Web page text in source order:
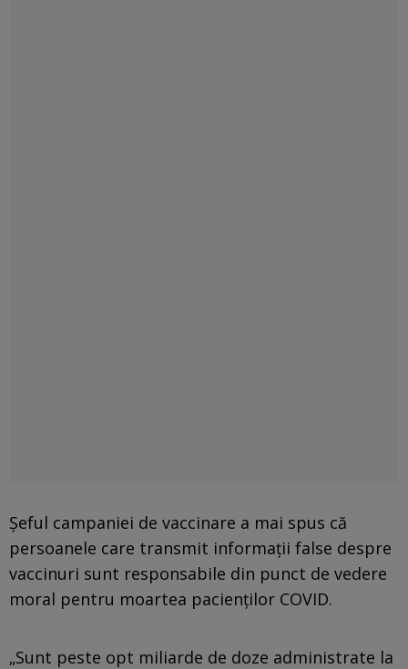
Șeful campaniei de vaccinare a mai spus că
persoanele care transmit informații false despre
vaccinuri sunt responsabile din punct de vedere
moral pentru moartea pacienților COVID.
„Sunt peste opt miliarde de doze administrate la